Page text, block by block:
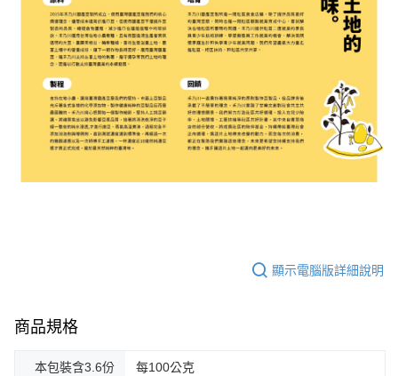
顯示電腦版詳細說明
商品規格
本包裝含3.6份 每100公克